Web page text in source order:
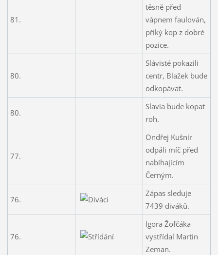
81.
těsně před
vápnem faulován,
příký kop z dobré
pozice.
80.
Slávisté pokazili
centr, Blažek bude
odkopávat.
80.
Slavia bude kopat
roh.
77.
Ondřej Kušnír
odpáli míč před
nabíhajícím
Černým.
76.
Zápas sleduje
7439 diváků.
76.
Igora Žofčáka
vystřídal Martin
Zeman.